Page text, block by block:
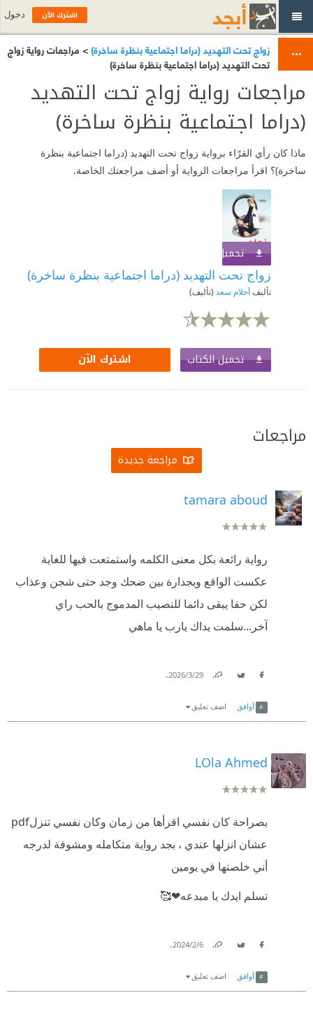
زواج تحت التهديد (دراما اجتماعية بنظرة ساخرة)> مراجعات رواية زواج
تحت التهديد (دراما اجتماعية بنظرة ساخرة)
مراجعات رواية زواج تحت التهديد
(دراما اجتماعية بنظرة ساخرة)
ماذا كان رأي القرّاء برواية زواج تحت التهديد (دراما اجتماعية بنظرة
ساخرة)؟ اقرأ مراجعات الرواية أو أضف مراجعتك الخاصة.
تحميل الكتاب
زواج تحت التهديد (دراما اجتماعية بنظرة ساخرة)
تأليفأحلام سعد (تأليف)
تحميل الكتاب اشترك الآن
مراجعات
مراجعة جديدة
tamara aboud
رواية رائعة بكل معنى الكلمه واستمتعت فيها للغاية
عكست الواقع وبجدارة بين ضحك وجد حتى شجن وعذاب
لكن حقا يبقى دائما للنصيب المدموج بالحب راي
آخر...سلمت يداك يارب يا ماهي
29‏/3‏/2026
.
أوافق اضف تعليق
LOla Ahmed
بصراحة كان نفسي اقرأها من زمان وكان نفسي تنزلpdf
عشان انزلها عندي ، بجد رواية متكامله ومشوقة لدرجه
أني خلصتها في يومين
تسلم ايدك يا مبدعه❤🥰
6‏/2‏/2024
.
أوافق اضف تعليق
اشترك الآن دخول